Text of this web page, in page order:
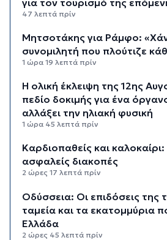
47 λεπτά πρίν
Μητσοτάκης για Ράμφο:
συνομιλητή που πλούτιζε
1 ώρα 19 λεπτά πρίν
Η ολική έκλειψη της 12ης
πεδίο δοκιμής για ένα
αλλάξει την ηλιακή φυσική
1 ώρα 45 λεπτά πρίν
Καρδιοπαθείς και καλοκαίρι:
ασφαλείς διακοπές
2 ώρες 17 λεπτά πρίν
Οδύσσεια: Οι επιδόσεις της
ταμεία και τα εκατομμύρια
Ελλάδα
2 ώρες 45 λεπτά πρίν